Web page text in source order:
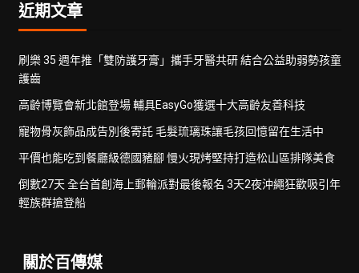
近期文章
刷樂 35 週年推「雙防護牙膏」攜手牙醫共研 結合公益助弱勢孩童
護齒
高齡博覽會新北館登場 輔具EasyGo獲選十大高齡友善科技
寵物骨灰飾品成告別後寄託 毛髮琉璃珠讓毛孩回憶留在生活中
平價也能吃到餐廳級德國豬腳 慢火現烤堅持打造松山區排隊美食
倒數27天 全台首創海上郵輪派對最後報名 3天2夜沖繩狂歡吸引年
輕族群搶登船
關於百傳媒